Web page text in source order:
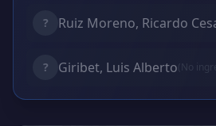
? Ruiz Moreno, Ricardo
? Giribet, Luis Alberto(No